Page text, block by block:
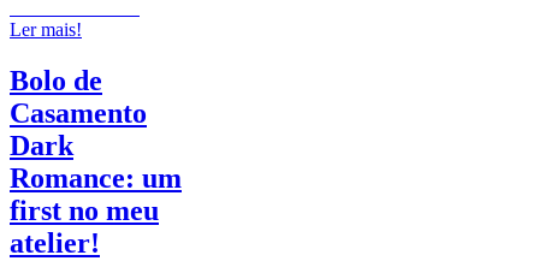
Ler mais!
Bolo de
Casamento
Dark
Romance: um
first no meu
atelier!